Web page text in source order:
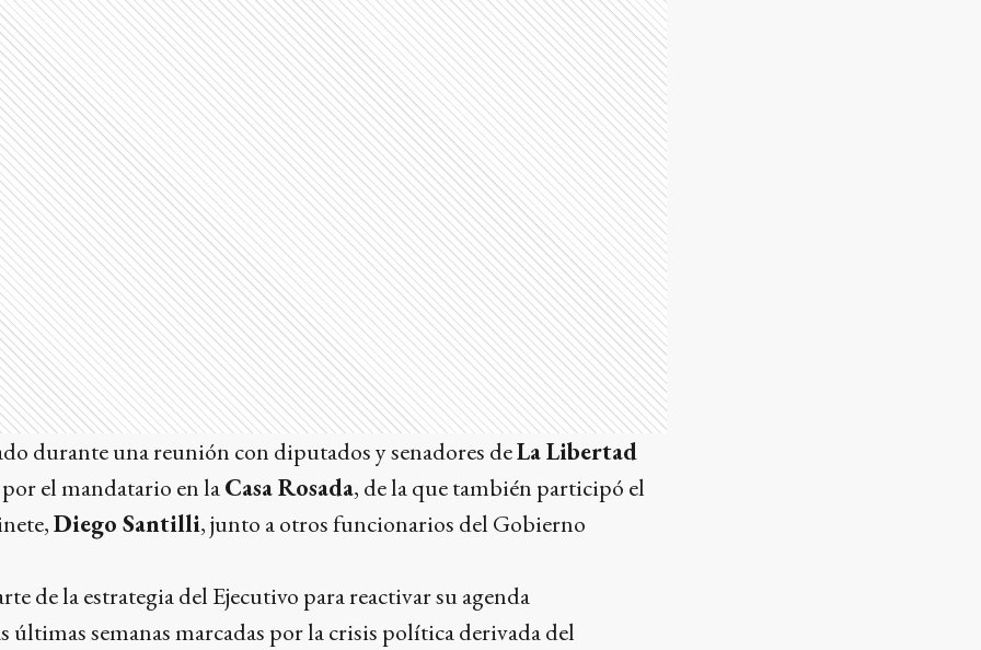
durante una reunión con diputados y senadores deLa Libertad
por el mandatario en laCasa Rosada, de la que también participó el
Diego Santilli, junto a otros funcionarios del Gobierno
de la estrategia del Ejecutivo para reactivar su agenda
últimas semanas marcadas por la crisis política derivada del